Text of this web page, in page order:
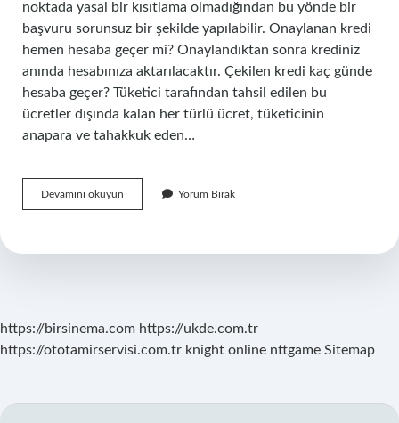
noktada yasal bir kısıtlama olmadığından bu yönde bir
başvuru sorunsuz bir şekilde yapılabilir. Onaylanan kredi
hemen hesaba geçer mi? Onaylandıktan sonra krediniz
anında hesabınıza aktarılacaktır. Çekilen kredi kaç günde
hesaba geçer? Tüketici tarafından tahsil edilen bu
ücretler dışında kalan her türlü ücret, tüketicinin
anapara ve tahakkuk eden…
Devamını okuyun
Çekme
Kadar
Yorum Bırak
https://birsinema.com https://ukde.com.tr
https://ototamirservisi.com.tr knight online nttgame Sitemap